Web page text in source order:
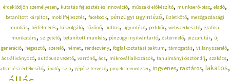
érdeklődjön személyesen, kutatás fejlesztés és innováció, műszaki előkészítő, munkaerő-piac, eladó,
betanított kárpitos, mobilfejlesztés, facebook, pénzügyi ügyintéző, üzletkötő, mezőgazdasági
munkás, bérfelmérés, kiszolgáló, tűzőnő, pultos, ügyintéző, pedikűr, webszerkesztő, grafikai
munkatárs, szigetelő, betanított munkás, pénzügyi nyilvántartó, őstermelő, pizzafutár, új
generáció, hegesztő, szerelő, német, rendezvény, foglalkoztatási paktum, támogatás, villanyszerelő,
ács-állványozó, autóbusz vezető, varrónő, ács, mikrovállalkozások, tanulmányi ösztöndíj, szakács,
alkatrész értékesítő, ápoló, szja, gépész tervező, projektmenedzser, ingyenes, raktáros, lakatos,